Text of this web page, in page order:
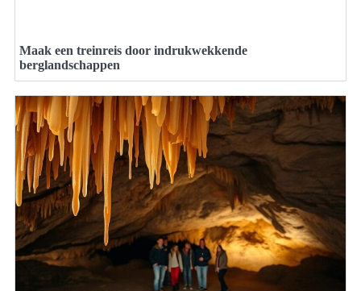
Maak een treinreis door indrukwekkende
berglandschappen